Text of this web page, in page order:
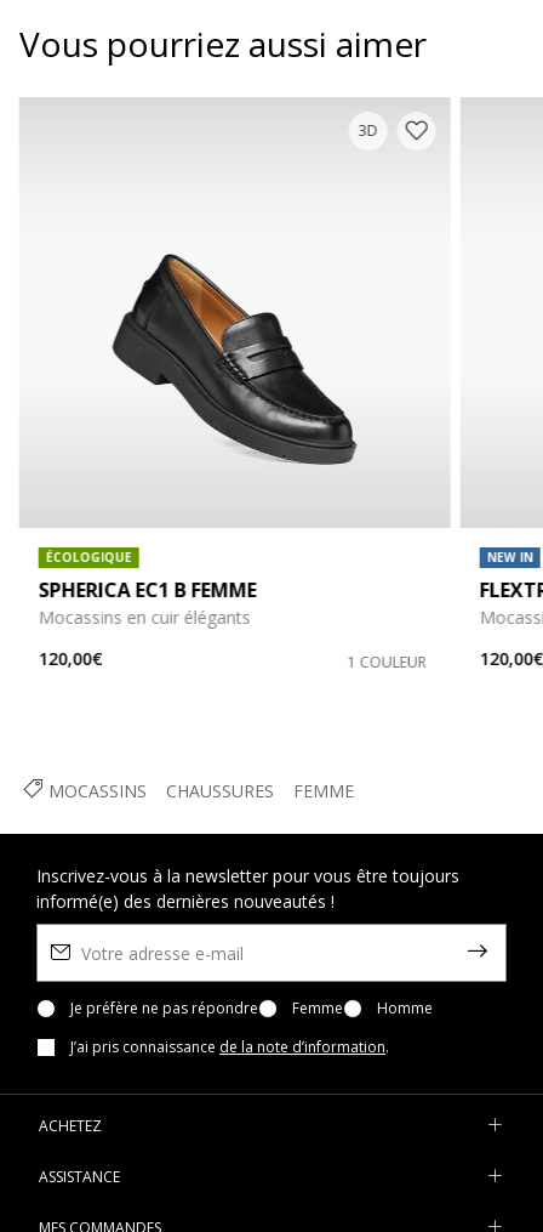
MOCASSINS CHAUSSURES FEMME
Vous pourriez aussi aimer
3D
ÉCOLOGIQUE
SPHERICA EC1 B FEMME
Mocassins en cuir élégants
120,00€
1 COULEUR
NEW IN
120,00€
Inscrivez-vous à la newsletter pour vous être toujours
informé(e) des dernières nouveautés !
Je préfère ne pas répondre Femme
Homme
J’ai pris connaissance de la note d’information.
ACHETEZ
ASSISTANCE